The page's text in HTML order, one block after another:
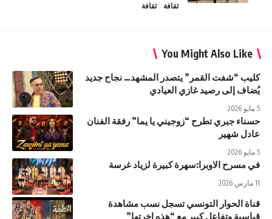
ثقافة ثقافة
You Might Also Like
كليب “شفت القمر” يتصدر المشهد… نجاح جديد
يُضاف إلى رصيد غازي العيادي
حسناء جبري تطرح “زوجيني يا يما” رفقة الفنان
عادل شهير
في مسرح الاوبرا:سهرة كبيرة لزياد غرسة
قناة الحوار التونسي تسجل نسب مشاهدة
قياسية وتفاعل كبير مع “هذه اخرتها”